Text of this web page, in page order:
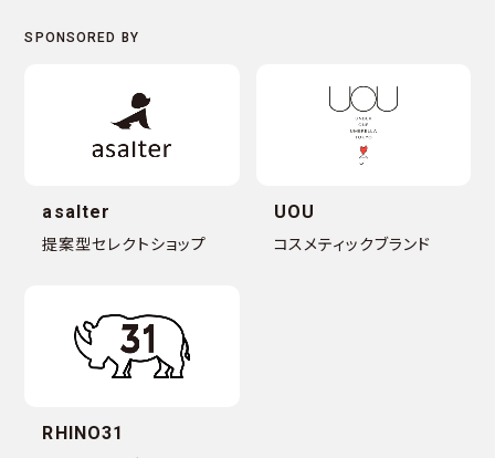
asalter
提案型セレクトショップ
UOU
コスメティックブランド
RHINO31